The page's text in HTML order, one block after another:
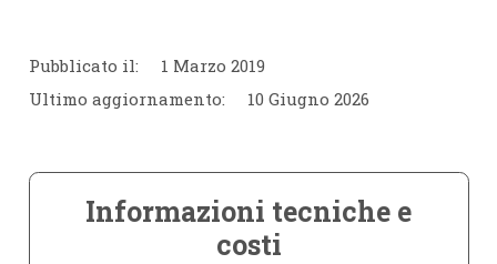
Pubblicato il:
1 Marzo 2019
Ultimo aggiornamento:
10 Giugno 2026
Informazioni tecniche e
costi